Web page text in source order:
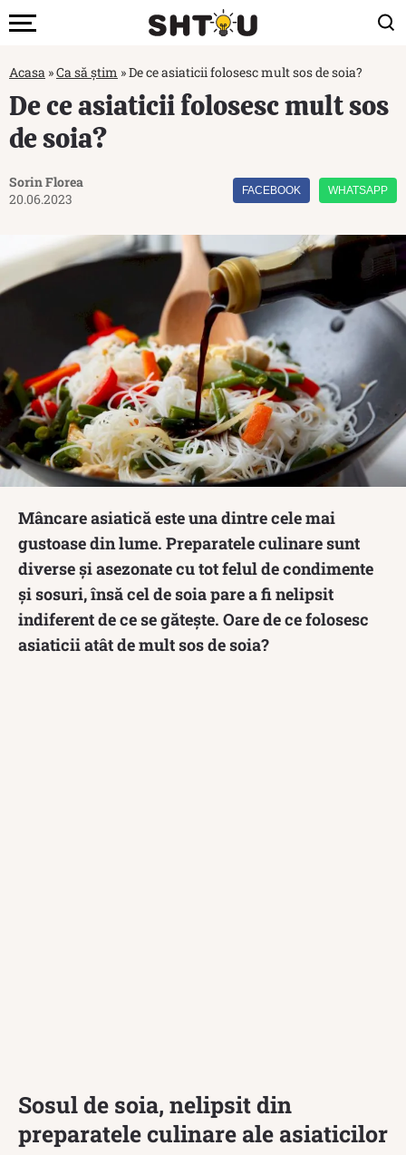
Acasa »Ca să știm »De ce asiaticii folosesc mult sos de soia?
De ce asiaticii folosesc mult sos
de soia?
Sorin Florea
20.06.2023
FACEBOOK WHATSAPP
Mâncare asiatică este una dintre cele mai
gustoase din lume. Preparatele culinare sunt
diverse și asezonate cu tot felul de condimente
și sosuri, însă cel de soia pare a fi nelipsit
indiferent de ce se gătește. Oare de ce folosesc
asiaticii atât de mult sos de soia?
Sosul de soia, nelipsit din
preparatele culinare ale asiaticilor